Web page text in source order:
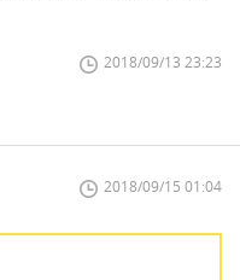
2018/09/13 23:23
2018/09/15 01:04